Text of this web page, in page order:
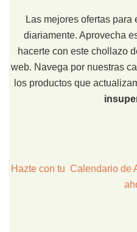
Las mejores ofertas
diariamente. Aprovecha
hacerte con este chollazo
web. Navega por nuestras
los productos que
Hazte con tu Calendario de